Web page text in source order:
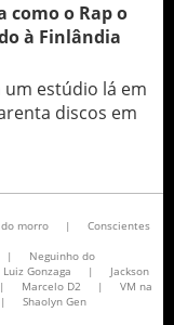
como o Rap o
à Finlândia
estúdio lá em
discos em
morro |
Conscientes
|
Neguinho do
Luiz Gonzaga |
Jackson
| Marcelo D2 |
VM na
|
Shaolyn Gen